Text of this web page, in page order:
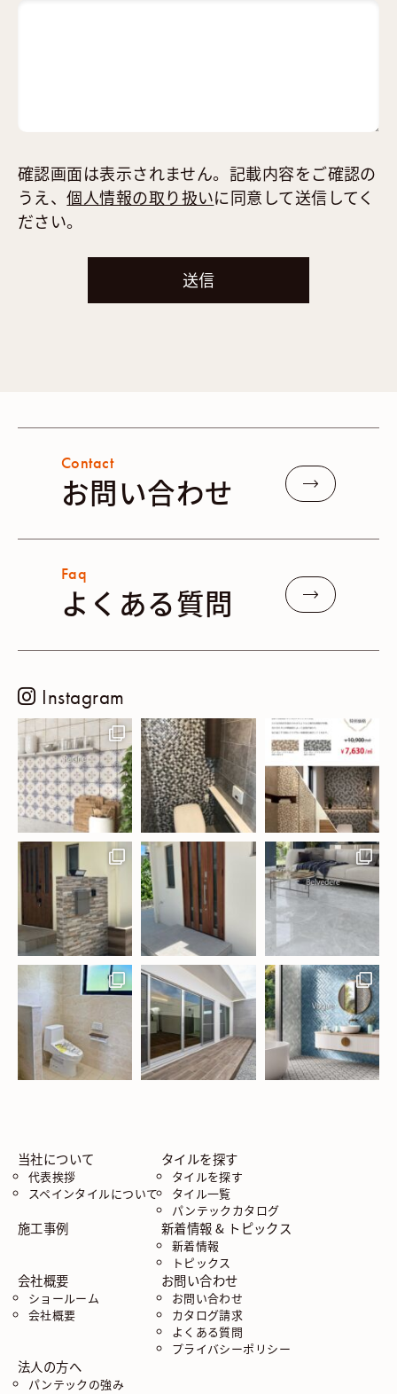
確認画面は表示されません。記載内容をご確認の
うえ、個人情報の取り扱いに同意して送信してく
ださい。
Contact
お問い合わせ
Faq
よくある質問
Instagram
当社について
代表挨拶
スペインタイルについて
タイルを探す
タイルを探す
タイル一覧
パンテックカタログ
施工事例 新着情報 & トピックス
新着情報
トピックス
会社概要
ショールーム
会社概要
お問い合わせ
お問い合わせ
カタログ請求
よくある質問
プライバシーポリシー
法人の方へ
パンテックの強み